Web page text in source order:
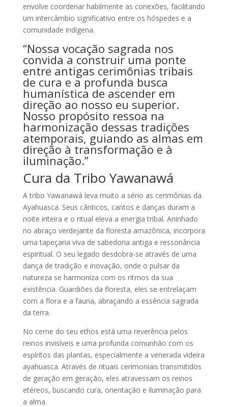
envolve coordenar habilmente as conexões, facilitando
um intercâmbio significativo entre os hóspedes e a
comunidade indígena.
“Nossa vocação sagrada nos
convida a construir uma ponte
entre antigas cerimônias tribais
de cura e a profunda busca
humanística de ascender em
direção ao nosso eu superior.
Nosso propósito ressoa na
harmonização dessas tradições
atemporais, guiando as almas em
direção à transformação e à
iluminação.”
Cura da Tribo Yawanawá
A tribo Yawanawá leva muito a sério as cerimônias da
Ayahuasca. Seus cânticos, cantos e danças duram a
noite inteira e o ritual eleva a energia tribal. Aninhado
no abraço verdejante da floresta amazônica, incorpora
uma tapeçaria viva de sabedoria antiga e ressonância
espiritual. O seu legado desdobra-se através de uma
dança de tradição e inovação, onde o pulsar da
natureza se harmoniza com os ritmos da sua
existência. Guardiões da floresta, eles se entrelaçam
com a flora e a fauna, abraçando a essência sagrada
da terra.
No cerne do seu ethos está uma reverência pelos
reinos invisíveis e uma profunda comunhão com os
espíritos das plantas, especialmente a venerada videira
ayahuasca. Através de rituais cerimoniais transmitidos
de geração em geração, eles atravessam os reinos
etéreos, buscando cura, orientação e iluminação para
a alma.